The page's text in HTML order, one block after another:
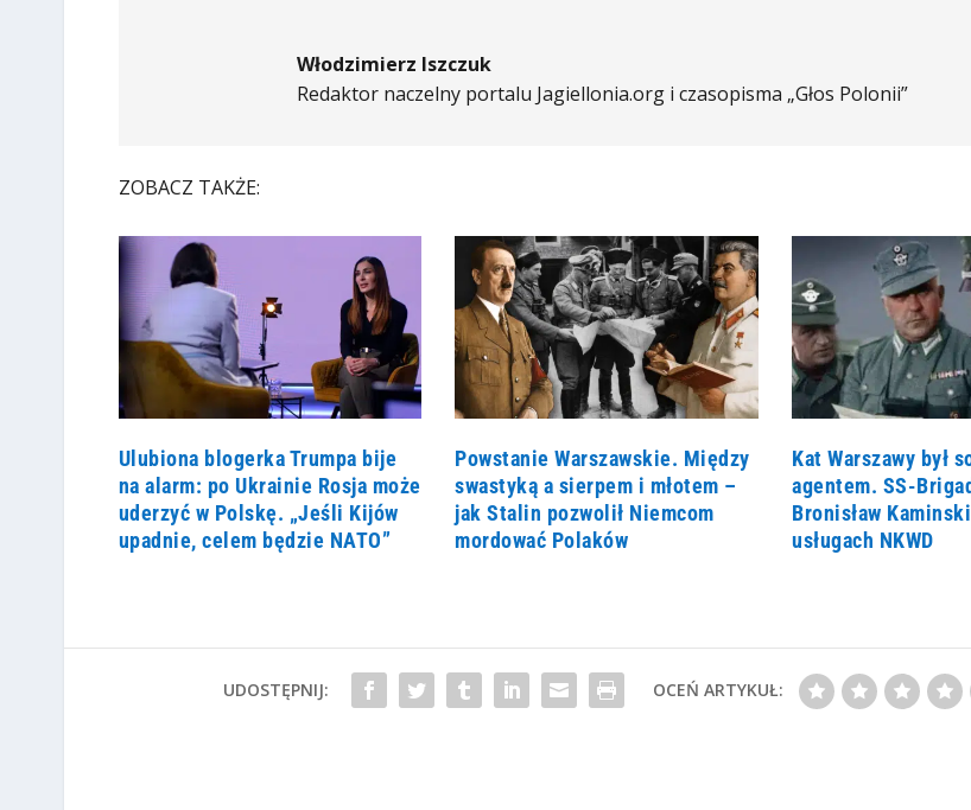
Włodzimierz Iszczuk
Redaktor naczelny portalu Jagiellonia.org i czasopisma „Głos Polonii”
ZOBACZ TAKŻE:
Ulubiona blogerka Trumpa bije
na alarm: po Ukrainie Rosja może
uderzyć w Polskę. „Jeśli Kijów
upadnie, celem będzie NATO”
Powstanie Warszawskie. Między
swastyką a sierpem i młotem –
jak Stalin pozwolił Niemcom
mordować Polaków
Kat Warszawy był
agentem. SS-
Bronisław
usługach NKWD
UDOSTĘPNIJ: OCEŃ ARTYKUŁ: